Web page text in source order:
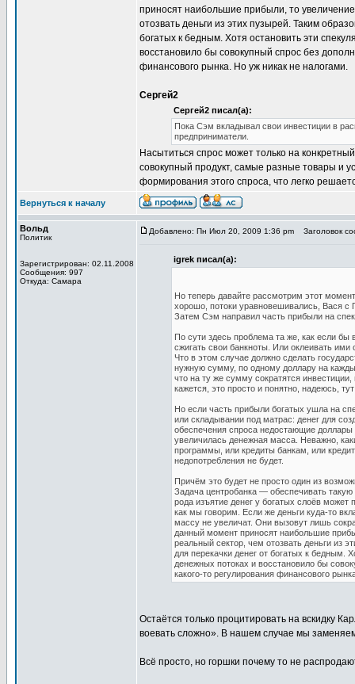
приносят наибольшие прибыли, то увеличение
отозвать деньги из этих пузырей. Таким
богатых к бедным. Хотя остановить эти
восстановило бы совокупный спрос без
финансового рынка. Но уж никак не налогами.
Сергей2
Сергей2 писал(а):
Пока Сэм вкладывал свои инвестиции в
предприниматели.
Насытиться спрос может только на
совокупный продукт, самые разные товары и
формирования этого спроса, что легко
Вернуться к началу
Вольд
Политик
Зарегистрирован: 02.11.2008
Сообщения: 997
Откуда: Самара
Добавлено: Пн Июл 20, 2009 1:36 pm Заголовок
igrek писал(а):
Но теперь давайте рассмотрим этот
хорошо, потоки уравновешивались, Вася с
Затем Сэм направил часть прибыли на
По сути здесь проблема та же, как если
сжигать свои банкноты. Или оклеивать ими
Что в этом случае должно сделать
нужную сумму, по одному доллару на
что на ту же сумму сократятся
кажется, это просто и понятно, надеюсь,
Но если часть прибыли богатых ушла на
или складывании под матрас: денег для
обеспечения спроса недостающие
увеличилась денежная масса. Неважно,
программы, или кредиты банкам, или
недопотребления не будет.
Причём это будет не просто один из
Задача центробанка — обеспечивать
рода изъятие денег у богатых слоёв может
как мы говорим. Если же деньги куда-то
массу не увеличат. Они вызовут лишь
данный момент приносят наибольшие
реальный сектор, чем отозвать деньги из
для перекачки денег от богатых к бедным.
денежных потоках и восстановило бы
какого-то регулирования финансового
Остаётся только процитировать на вскидку
воевать сложно». В нашем случае мы
Всё просто, но горшки почему то не